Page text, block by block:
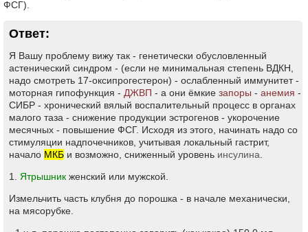
ФСГ).
Ответ:
Я Вашу проблему вижу так - генетически обусловленный
астенический синдром - (если не минимальная степень ВДКН,
надо смотреть 17-оксипрогестерон) - ослабленный иммунитет -
моторная гипофункция - ДЖВП - а они ёмкие запоры - анемия -
СИБР - хронический вялый воспалительный процесс в органах
малого таза - снижение продукции эстрогенов - укорочение
месячных - повышение ФСГ. Исходя из этого, начинать надо со
стимуляции надпочечников, учитывая локальный гастрит,
начало МКБ и возможно, сниженный уровень инсулина
1. Ятрышник женский или мужской.
Измельчить часть клубня до порошка - в начале механически,
на мясорубке.